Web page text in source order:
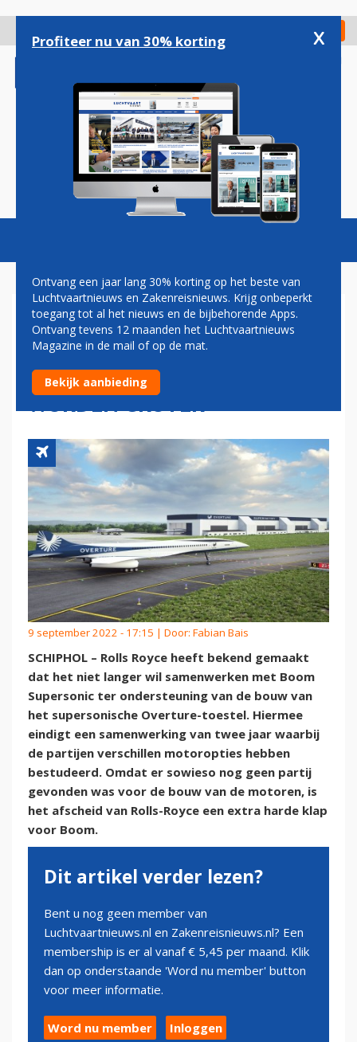
gaan
Check in
Magazine Podcasts Vacatures
ROLLS-ROYCE BEËINDIGT
SAMENWERKING MET BOOM
SUPERSONIC: MOTORZORGEN
WORDEN GROTER
9 september 2022 - 17:15 | Door: Fabian Bais
SCHIPHOL – Rolls Royce heeft bekend gemaakt
dat het niet langer wil samenwerken met Boom
Supersonic ter ondersteuning van de bouw van
het supersonische Overture-toestel. Hiermee
eindigt een samenwerking van twee jaar waarbij
de partijen verschillen motoropties hebben
bestudeerd. Omdat er sowieso nog geen partij
gevonden was voor de bouw van de motoren, is
het afscheid van Rolls-Royce een extra harde klap
voor Boom.
Dit artikel verder lezen?
Bent u nog geen member van
Luchtvaartnieuws.nl en Zakenreisnieuws.nl? Een
membership is er al vanaf € 5,45 per maand. Klik
dan op onderstaande 'Word nu member' button
voor meer informatie.
Word nu member Inloggen
Profiteer nu van 30% korting x
Ontvang een jaar lang 30% korting op het beste van
Luchtvaartnieuws en Zakenreisnieuws. Krijg onbeperkt
toegang tot al het nieuws en de bijbehorende Apps.
Ontvang tevens 12 maanden het Luchtvaartnieuws
Magazine in de mail of op de mat.
Bekijk aanbieding